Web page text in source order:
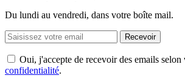
Du lundi au vendredi, dans votre boîte mail.
Recevoir
Oui, j'accepte de recevoir des emails selon
confidentialité.